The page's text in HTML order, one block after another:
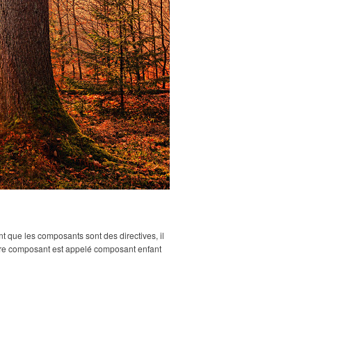
que les composants sont des directives, il
composant est appelé composant enfant